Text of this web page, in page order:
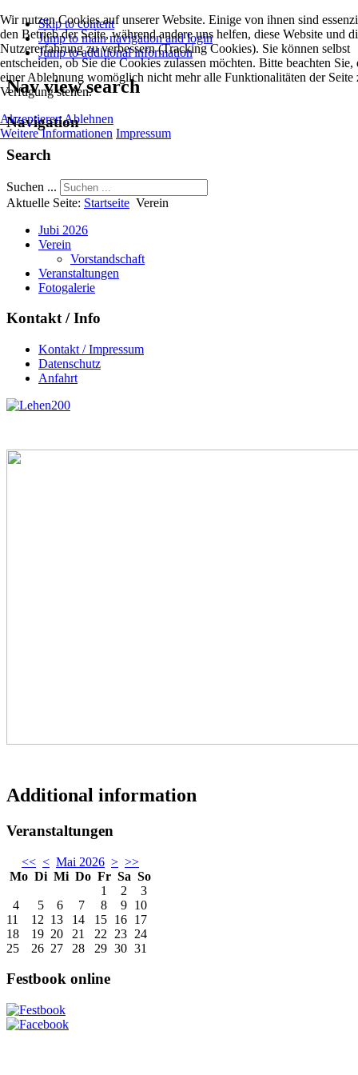
Skip to content
Jump to main navigation and login
Jump to additional information
Nav view search
Navigation
Search
Suchen ...
Aktuelle Seite: Startseite Verein
Jubi 2026
Verein
Vorstandschaft
Veranstaltungen
Fotogalerie
Kontakt / Info
Kontakt / Impressum
Datenschutz
Anfahrt
Additional information
Veranstaltungen
<< < Mai 2026 > >>
Mo Di Mi Do Fr Sa So
1
2
3
4
5 6 7 8 9 10
11
12 13 14 15 16 17
18
19 20 21 22 23 24
25
26 27 28 29 30 31
Festbook online
Wir nutzen Cookies auf unserer Website. Einige von ihnen sind
den Betrieb der Seite, während andere uns helfen, diese Website und
Nutzererfahrung zu verbessern (Tracking Cookies). Sie können selbst
entscheiden, ob Sie die Cookies zulassen möchten. Bitte beachten Sie,
einer Ablehnung womöglich nicht mehr alle Funktionalitäten der Seite
Verfügung stehen.
AkzeptierenAblehnen
Weitere Informationen Impressum